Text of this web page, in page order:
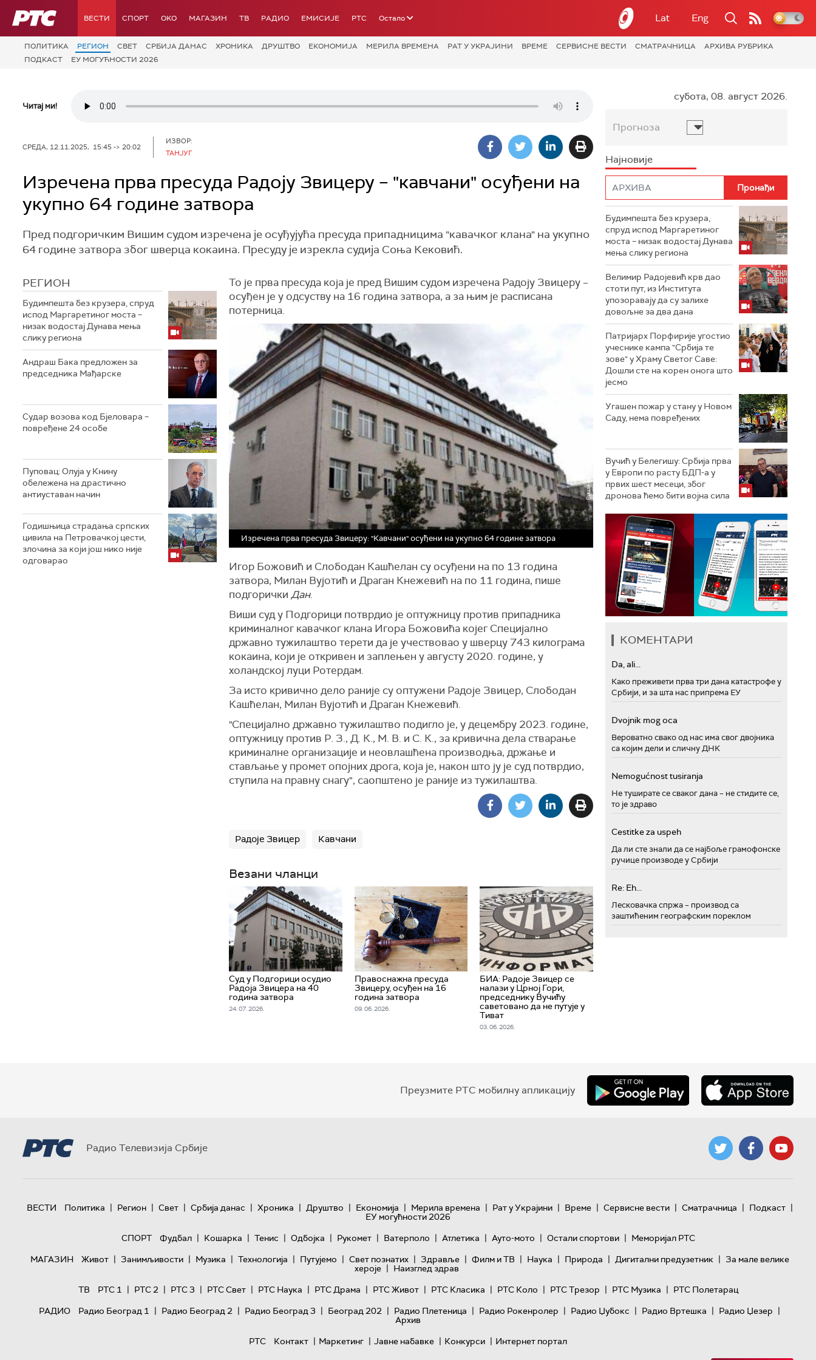
РТС ВЕСТИ СПОРТ OKO МАГАЗИН ТВ РАДИО ЕМИСИЈЕ РТС Остало Lat Eng
ПОЛИТИКА РЕГИОН СВЕТ СРБИЈА ДАНАС ХРОНИКА ДРУШТВО ЕКОНОМИЈА МЕРИЛА ВРЕМЕНА РАТ У УКРАЈИНИ ВРЕМЕ СЕРВИСНЕ ВЕСТИ СМАТРАЧНИЦА
АРХИВА РУБРИКА
ПОДКАСТ
ЕУ МОГУЋНОСТИ 2026
Читај ми!
СРЕДА, 12.11.2025, 15:45 -> 20:02
ИЗВОР:
ТАНЈУГ
Изречена прва пресуда Радоју Звицеру – "кавчани" осуђени на
укупно 64 године затвора
Пред подгоричким Вишим судом изречена је осуђујућа пресуда припадницима "кавачког клана" на укупно
64 године затвора због шверца кокаина. Пресуду је изрекла судија Соња Кековић.
РЕГИОН
Будимпешта без крузера, спруд
испод Маргаретиног моста –
низак водостај Дунава мења
слику региона
Андраш Бакa предложен за
председника Мађарске
Судар возова код Бјеловара –
повређене 24 особе
Пуповац: Олуја у Книну
обележена на драстично
антиуставан начин
Годишњица страдања српских
цивила на Петровачкој цести,
злочина за који још нико није
одговарао
То је прва пресуда која је пред Вишим судом изречена Радоју Звицеру –
осуђен је у одсуству на 16 година затвора, а за њим је расписана
потерница.
Изречена прва пресуда Звицеру: "Кавчани" осуђени на укупно 64 године затвора
Игор Божовић и Слободан Кашћелан су осуђени на по 13 година
затвора, Милан Вујотић и Драган Кнежевић на по 11 година, пише
подгорички Дан.
Виши суд у Подгорици потврдио је оптужницу против припадника
криминалног кавачког клана Игора Божовића којег Специјално
државно тужилаштво терети да је учествовао у шверцу 743 килограма
кокаина, који је откривен и заплењен у августу 2020. године, у
холандској луци Ротердам.
За исто кривично дело раније су оптужени Радоје Звицер, Слободан
Кашћелан, Милан Вујотић и Драган Кнежевић.
"Специјално државно тужилаштво подигло је, у децембру 2023. године,
оптужницу против Р. З., Д. К., М. В. и С. К., за кривична дела стварање
криминалне организације и неовлашћена производња, држање и
стављање у промет опојних дрога, која је, након што ју је суд потврдио,
ступила на правну снагу", саопштено је раније из тужилаштва.
Радоје Звицер Кавчани
Везани чланци
Суд у Подгорици осудио
Радоја Звицера на 40
година затвора
24. 07. 2026.
Правоснажна пресуда
Звицеру, осуђен на 16
година затвора
09. 06. 2026.
БИА: Радоје Звицер се
налази у Црној Гори,
председнику Вучићу
саветовано да не путује у
Тиват
03. 06. 2026.
субота, 08. август 2026.
Прогноза
Најновије
Будимпешта без крузера,
спруд испод Маргаретиног
моста – низак водостај Дунава
мења слику региона
Велимир Радојевић крв дао
стоти пут, из Института
упозоравају да су залихе
довољне за два дана
Патријарх Порфирије угостио
учеснике кампа "Србија те
зове" у Храму Светог Саве:
Дошли сте на корен онога што
јесмо
Угашен пожар у стану у Новом
Саду, нема повређених
Вучић у Белегишу: Србија прва
у Европи по расту БДП-а у
првих шест месеци, због
дронова ћемо бити војна сила
КОМЕНТАРИ
Da, ali...
Како преживети прва три дана катастрофе у
Србији, и за шта нас припрема ЕУ
Dvojnik mog oca
Вероватно свако од нас има свог двојника
са којим дели и сличну ДНК
Nemogućnost tusiranja
Не туширате се сваког дана – не стидите се,
то је здраво
Cestitke za uspeh
Да ли сте знали да се најбоље грамофонске
ручице производе у Србији
Re: Eh...
Лесковачка спржа – производ са
заштићеним географским пореклом
Преузмите РТС мобилну апликацију
Радио Телевизија Србије
ВЕСТИ Политика | Регион | Свет | Србија данас | Хроника | Друштво | Економија | Мерила времена | Рат у Украјини | Време | Сервисне вести | Сматрачница | Подкаст |
ЕУ могућности 2026
СПОРТ
Фудбал | Кошарка | Тенис | Одбојка | Рукомет | Ватерполо | Атлетика | Ауто-мото | Остали спортови | Меморијал РТС
МАГАЗИН
Живот | Занимљивости | Музика | Технологијa | Путујемо | Свет познатих | Здравље | Филм и ТВ | Наука | Природа | Дигитални предузетник | За мале велике
хероје | Наизглед здрав
ТВ
РТС 1 | РТС 2 | РТС 3 | РТС Свет | РТС Наука | РТС Драма | РТС Живот | РТС Класика | РТС Коло | РТС Трезор | РТС Музика | РТС Полетарац
РАДИО
Радио Београд 1 | Радио Београд 2 | Радио Београд 3 | Београд 202 | Радио Плетеница | Радио Рокенролер | Радио Џубокс | Радио Вртешка | Радио Џезер |
Архив
РТС
Контакт | Маркетинг | Јавне набавке | Конкурси | Интернет портал